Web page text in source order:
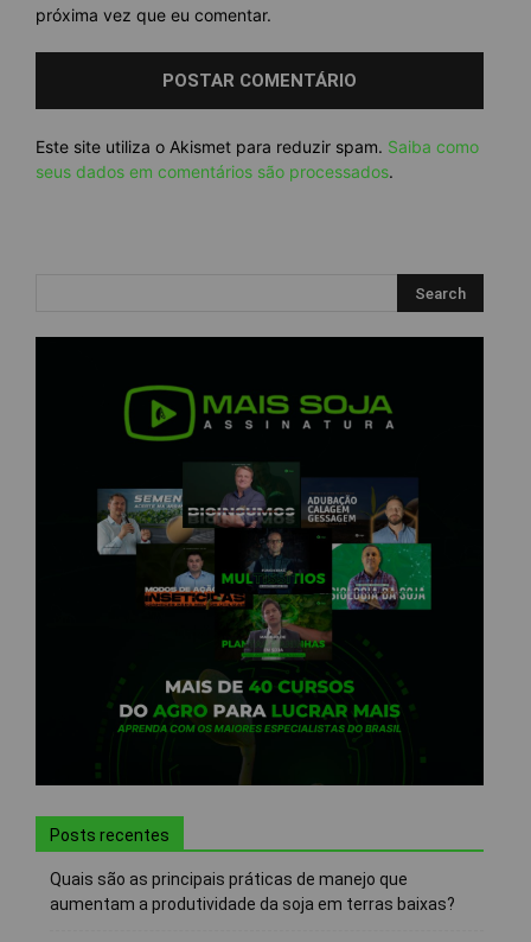
próxima vez que eu comentar.
Este site utiliza o Akismet para reduzir spam. Saiba como
seus dados em comentários são processados.
Posts recentes
Quais são as principais práticas de manejo que
aumentam a produtividade da soja em terras baixas?